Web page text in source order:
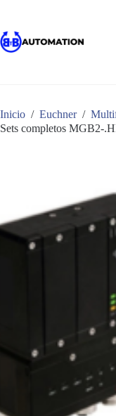
contenido
Inicio / Euchner /
Sets completos MGB2-